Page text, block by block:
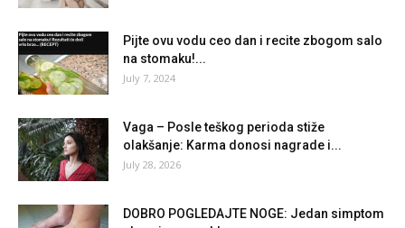
Pijte ovu vodu ceo dan i recite zbogom salo
na stomaku!...
July 7, 2024
Vaga – Posle teškog perioda stiže
olakšanje: Karma donosi nagrade i...
July 28, 2026
DOBRO POGLEDAJTE NOGE: Jedan simptom